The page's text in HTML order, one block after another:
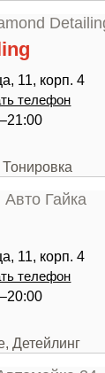
11, корп. 4
телефон
Тонировка
11, корп. 4
телефон
Детейлинг